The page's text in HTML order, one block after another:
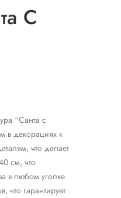
С
“Санта с
в декорациях к
что делает
см, что
в любом уголке
что гарантирует